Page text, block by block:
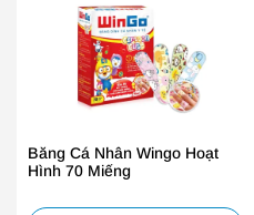
Băng Cá Nhân Wingo Hoạt
Hình 70 Miếng